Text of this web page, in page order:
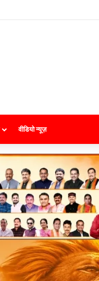
वीडियो न्यूज़